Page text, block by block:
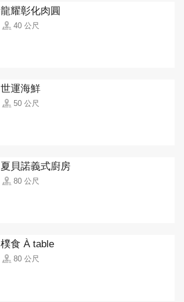
龍耀彰化肉圓
40 公尺
世運海鮮
50 公尺
夏貝諾義式廚房
80 公尺
樸食 À table
80 公尺